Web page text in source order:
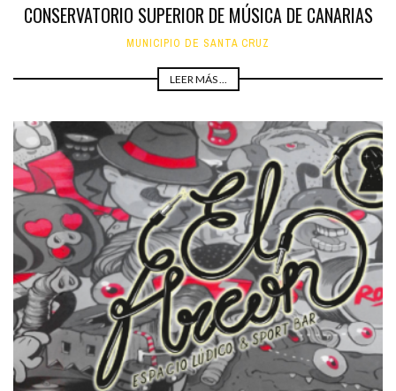
CONSERVATORIO SUPERIOR DE MÚSICA DE CANARIAS
MUNICIPIO DE SANTA CRUZ
LEER MÁS ...